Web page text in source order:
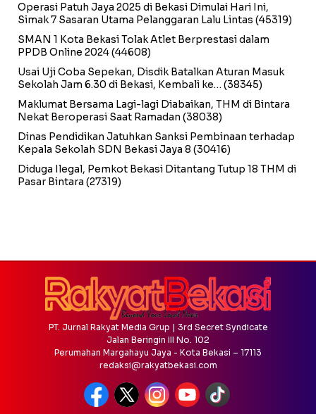
Operasi Patuh Jaya 2025 di Bekasi Dimulai Hari Ini,
Simak 7 Sasaran Utama Pelanggaran Lalu Lintas (45319)
SMAN 1 Kota Bekasi Tolak Atlet Berprestasi dalam
PPDB Online 2024(44608)
Usai Uji Coba Sepekan, Disdik Batalkan Aturan Masuk
Sekolah Jam 6.30 di Bekasi, Kembali ke… (38345)
Maklumat Bersama Lagi-lagi Diabaikan, THM di Bintara
Nekat Beroperasi Saat Ramadan (38038)
Dinas Pendidikan Jatuhkan Sanksi Pembinaan terhadap
Kepala Sekolah SDN Bekasi Jaya 8 (30416)
Diduga Ilegal, Pemkot Bekasi Ditantang Tutup 18 THM di
Pasar Bintara (27319)
PT. Jurnal Rakyat Media Grup | 3rd Secret Syndicate
Jalan Beringin III No. 102
Perumahan Margahayu Jaya - Kota Bekasi – 17113
redaksi@rakyatbekasi.com